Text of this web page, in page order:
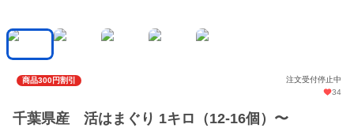
商品300円割引
注文受付停止中
34
千葉県産 活はまぐり 1キロ（12-16個）〜